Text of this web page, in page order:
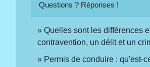
Questions ? Réponses !
Quelles sont les différences
contravention, un délit et un
Permis de conduire : qu'est-